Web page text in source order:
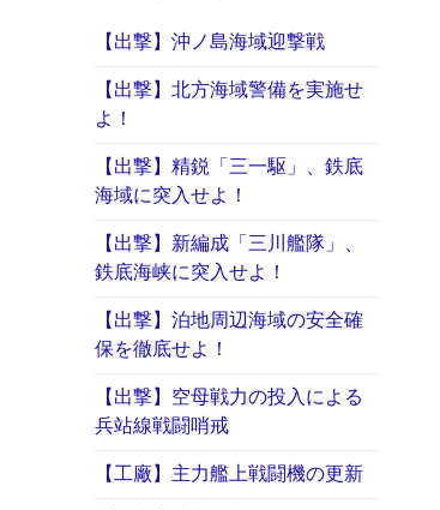
【出撃】沖ノ島海域迎撃戦
【出撃】北方海域警備を実施せ
よ！
【出撃】精鋭「三一駆」、鉄底
海域に突入せよ！
【出撃】新編成「三川艦隊」、
鉄底海峡に突入せよ！
【出撃】泊地周辺海域の安全確
保を徹底せよ！
【出撃】空母戦力の投入による
兵站線戦闘哨戒
【工廠】主力艦上戦闘機の更新